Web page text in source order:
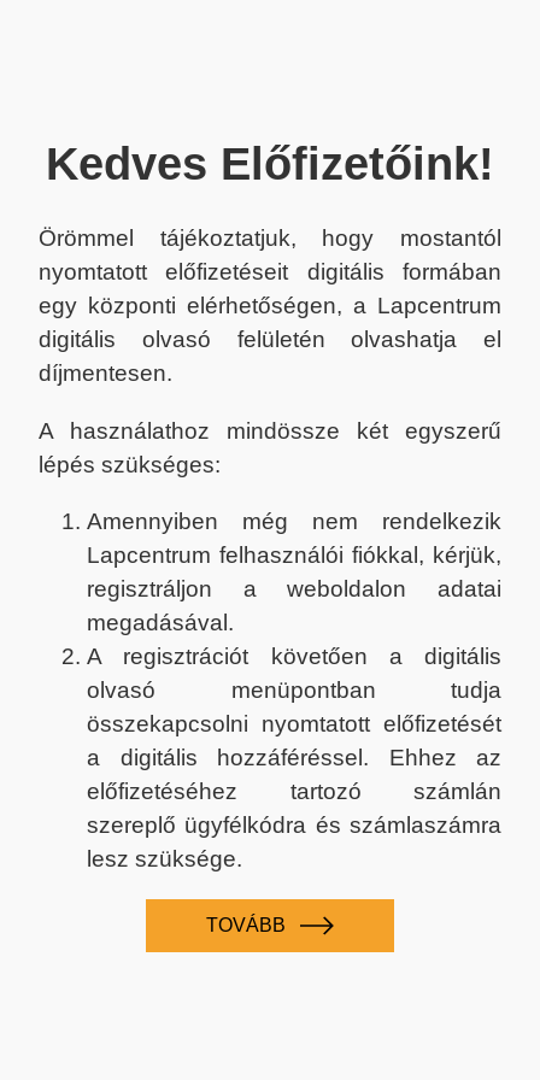
Kedves Előfizetőink!
Örömmel tájékoztatjuk, hogy mostantól
nyomtatott előfizetéseit digitális formában
egy központi elérhetőségen, a Lapcentrum
digitális olvasó felületén olvashatja el
díjmentesen.
A használathoz mindössze két egyszerű
lépés szükséges:
Amennyiben még nem rendelkezik
Lapcentrum felhasználói fiókkal, kérjük,
regisztráljon a weboldalon adatai
megadásával.
A regisztrációt követően a digitális
olvasó menüpontban tudja
összekapcsolni nyomtatott előfizetését
a digitális hozzáféréssel. Ehhez az
előfizetéséhez tartozó számlán
szereplő ügyfélkódra és számlaszámra
lesz szüksége.
TOVÁBB